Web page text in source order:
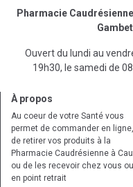
Pharmacie
Ouvert du lundi au
19h30, le samedi de
À propos
Au coeur de votre Santé vous
permet de commander en ligne,
de retirer vos produits à la
Pharmacie Caudrésienne à
ou de les recevoir chez vous ou
en point retrait